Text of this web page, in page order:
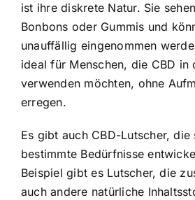
ist ihre diskrete Natur. Sie
Bonbons oder Gummis und
unauffällig eingenommen
ideal für Menschen, die CBD in
verwenden möchten, ohne
erregen.
Es gibt auch CBD-Lutscher,
bestimmte Bedürfnisse
Beispiel gibt es Lutscher, die
auch andere natürliche